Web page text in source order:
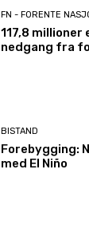
FN - FORENTE
117,8 millioner
nedgang fra
BISTAND
Forebygging:
med El Niño